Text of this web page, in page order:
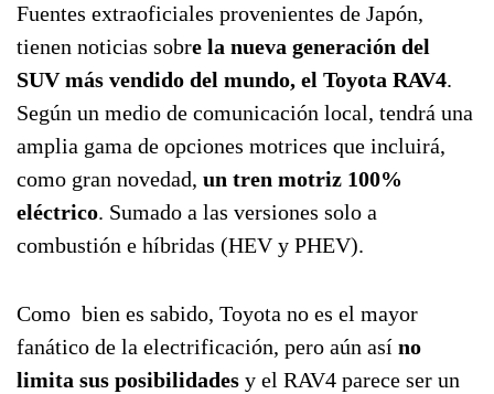
Fuentes extraoficiales provenientes de Japón,
tienen noticias sobre la nueva generación del
SUV más vendido del mundo, el Toyota RAV4.
Según un medio de comunicación local, tendrá una
amplia gama de opciones motrices que incluirá,
como gran novedad, un tren motriz 100%
eléctrico. Sumado a las versiones solo a
combustión e híbridas (HEV y PHEV).
Como bien es sabido, Toyota no es el mayor
fanático de la electrificación, pero aún así no
limita sus posibilidades y el RAV4 parece ser un